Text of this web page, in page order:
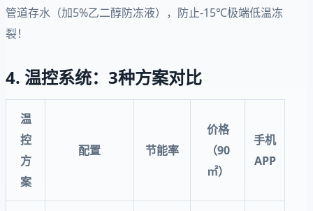
管道存水（加5%乙二醇防冻液），防止-15℃极端低温冻
裂！
4. 温控系统：3种方案对比
温
控
方
案
配置 节能率
价格
（90
㎡）
手机
APP